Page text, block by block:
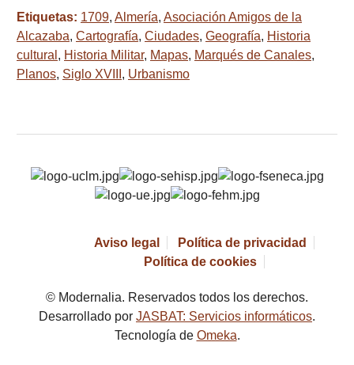
Etiquetas: 1709, Almería, Asociación Amigos de la
Alcazaba, Cartografía, Ciudades, Geografía, Historia
cultural , Historia Militar, Mapas, Marqués de Canales,
Planos, Siglo XVIII , Urbanismo
Aviso legal
Política de privacidad
Política de cookies
© Modernalia. Reservados todos los derechos.
Desarrollado por JASBAT: Servicios informáticos.
Tecnología de Omeka.